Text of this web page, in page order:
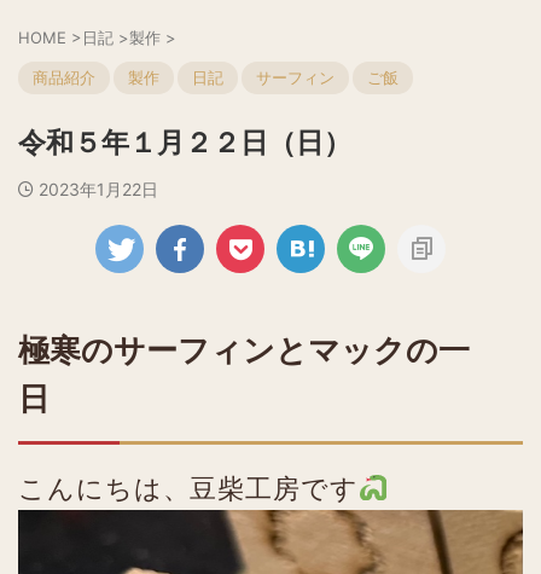
HOME >日記 >製作 >
商品紹介 製作 日記 サーフィン ご飯
令和５年１月２２日（日）
2023年1月22日
極寒のサーフィンとマックの一
日
こんにちは、豆柴工房です